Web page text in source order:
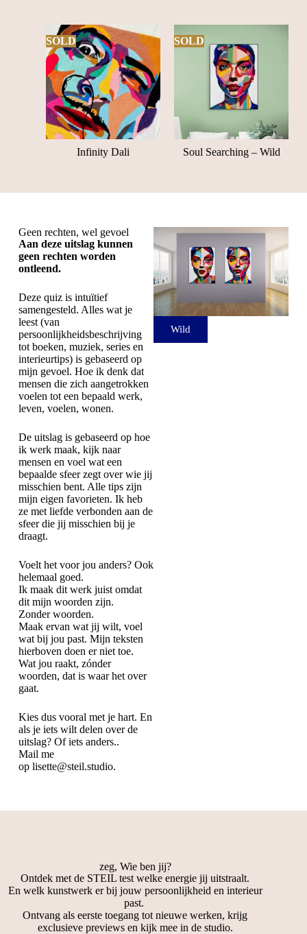
SOLD
Infinity Dali
SOLD
Soul Searching – Wild
Geen rechten, wel gevoel
Aan deze uitslag kunnen
geen rechten worden
ontleend.
Deze quiz is intuïtief
samengesteld. Alles wat je
leest (van
persoonlijkheidsbeschrijving
tot boeken, muziek, series en
interieurtips) is gebaseerd op
mijn gevoel. Hoe ik denk dat
mensen die zich aangetrokken
voelen tot een bepaald werk,
leven, voelen, wonen.
De uitslag is gebaseerd op hoe
ik werk maak, kijk naar
mensen en voel wat een
bepaalde sfeer zegt over wie jij
misschien bent. Alle tips zijn
mijn eigen favorieten. Ik heb
ze met liefde verbonden aan de
sfeer die jij misschien bij je
draagt.
Voelt het voor jou anders? Ook
helemaal goed.
Ik maak dit werk juist omdat
dit mijn woorden zijn.
Zonder woorden.
Maak ervan wat jij wilt, voel
wat bij jou past. Mijn teksten
hierboven doen er niet toe.
Wat jou raakt, zónder
woorden, dat is waar het over
gaat.
Kies dus vooral met je hart. En
als je iets wilt delen over de
uitslag? Of iets anders..
Mail me
op lisette@steil.studio.
Wild
zeg, Wie ben jij?
Ontdek met de STEIL test welke energie jij uitstraalt.
En welk kunstwerk er bij jouw persoonlijkheid en interieur
past.
Ontvang als eerste toegang tot nieuwe werken, krijg
exclusieve previews en kijk mee in de studio.